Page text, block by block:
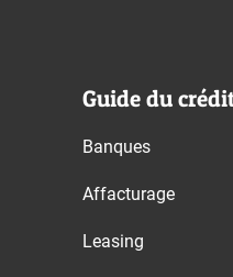
Guide du
Banques
Affacturage
Leasing